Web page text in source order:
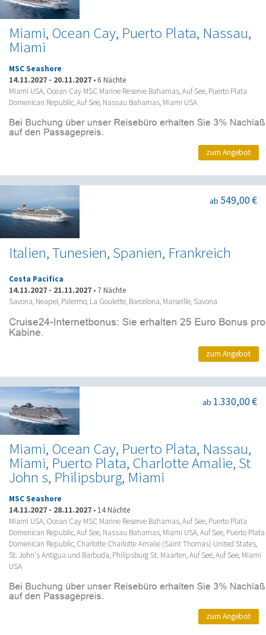
Miami, Ocean Cay, Puerto Plata, Nassau,
Miami
MSC Seashore
14.11.2027 - 20.11.2027 • 6 Nächte
Miami USA, Ocean Cay MSC Marine Reserve Bahamas, Auf See, Puerto Plata
Domenican Republic, Auf See, Nassau Bahamas, Miami USA
zum Angebot
Italien, Tunesien, Spanien, Frankreich
ab 549,00 €
Costa Pacifica
14.11.2027 - 21.11.2027 • 7 Nächte
Savona, Neapel, Palermo, La Goulette, Barcelona, Marseille, Savona
zum Angebot
Miami, Ocean Cay, Puerto Plata, Nassau,
Miami, Puerto Plata, Charlotte Amalie, St
John s, Philipsburg, Miami
ab 1.330,00 €
MSC Seashore
14.11.2027 - 28.11.2027 • 14 Nächte
Miami USA, Ocean Cay MSC Marine Reserve Bahamas, Auf See, Puerto Plata
Domenican Republic, Auf See, Nassau Bahamas, Miami USA, Auf See, Puerto Plata
Domenican Republic, Charlotte Charlotte Amalie (Saint Thomas) United States,
St. John's Antigua und Barbuda, Philipsburg St. Maarten, Auf See, Auf See, Miami
USA
zum Angebot